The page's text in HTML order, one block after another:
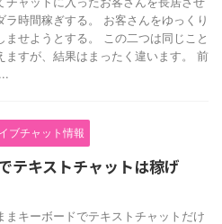
ラ時間稼ぎする。 お客さんをゆっくり
ませようとする。 この二つは同じこと
ますが、結果はまったく違います。 前
ブチャット情報
テキストチャットは稼げ
まキーボードでテキストチャットだけ